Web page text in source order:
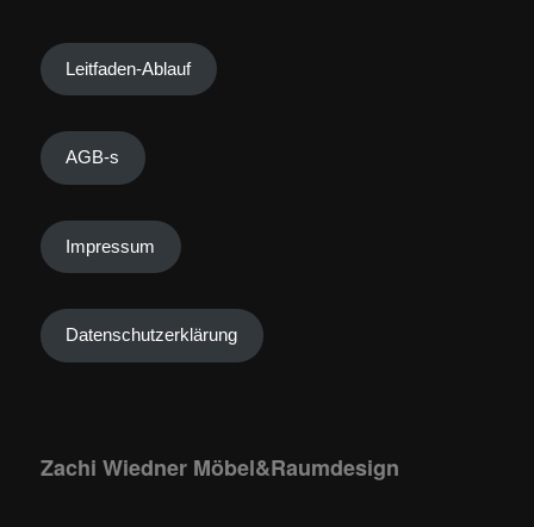
Leitfaden-Ablauf
AGB-s
Impressum
Datenschutzerklärung
Zachi Wiedner Möbel&Raumdesign